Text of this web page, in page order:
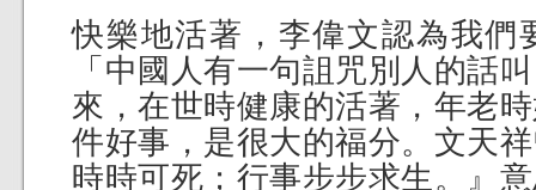
快樂地活著，李偉文認為我們
「中國人有一句詛咒別人的話
來，在世時健康的活著，年老
件好事，是很大的福分。文天
時時可死；行事步步求生。』